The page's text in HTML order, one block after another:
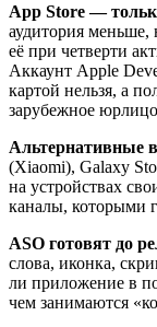
App Store —
аудитория меньше,
её при четверти
Аккаунт Apple
картой нельзя, а
зарубежное
Альтернативные
(Xiaomi), Galaxy
на устройствах
каналы, которыми
ASO готовят до
слова, иконка,
ли приложение в
чем занимаются